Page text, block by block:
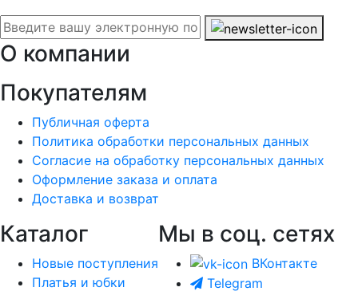
О компании
Покупателям
Публичная оферта
Политика обработки персональных данных
Согласие на обработку персональных данных
Оформление заказа и оплата
Доставка и возврат
Каталог
Новые поступления
Платья и юбки
Мы в соц. сетях
ВКонтакте
Telegram